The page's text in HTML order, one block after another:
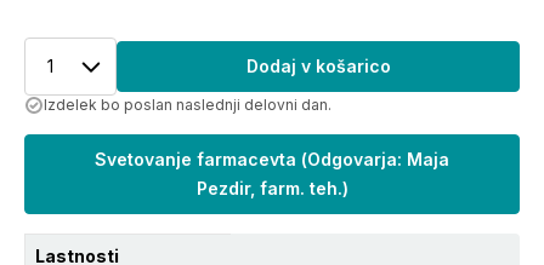
1 Dodaj v košarico
Izdelek bo poslan naslednji delovni dan.
Svetovanje farmacevta (Odgovarja: Maja
Pezdir, farm. teh.)
Lastnosti